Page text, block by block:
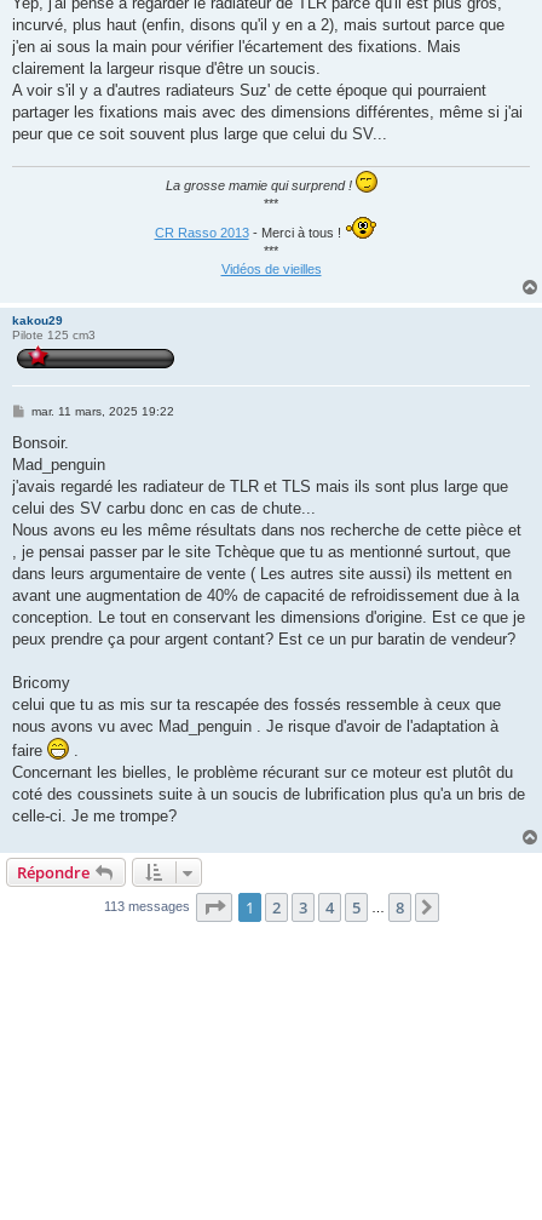
incurvé, plus haut (enfin, disons qu'il y en a 2), mais surtout parce que
j'en ai sous la main pour vérifier l'écartement des fixations. Mais
clairement la largeur risque d'être un soucis.
A voir s'il y a d'autres radiateurs Suz' de cette époque qui pourraient
partager les fixations mais avec des dimensions différentes, même si j'ai
peur que ce soit souvent plus large que celui du SV...
La grosse mamie qui surprend !
***
CR Rasso 2013- Merci à tous !
***
Vidéos de vieilles
kakou29
Pilote 125 cm3
M
s
a
g
mar. 11 mars, 2025 19:22
Bonsoir.
Mad_penguin
j'avais regardé les radiateur de TLR et TLS mais ils sont plus large que
celui des SV carbu donc en cas de chute...
Nous avons eu les même résultats dans nos recherche de cette pièce et
, je pensai passer par le site Tchèque que tu as mentionné surtout, que
dans leurs argumentaire de vente ( Les autres site aussi) ils mettent en
avant une augmentation de 40% de capacité de refroidissement due à la
conception. Le tout en conservant les dimensions d'origine. Est ce que je
peux prendre ça pour argent contant? Est ce un pur baratin de vendeur?
Bricomy
celui que tu as mis sur ta rescapée des fossés ressemble à ceux que
nous avons vu avec Mad_penguin . Je risque d'avoir de l'adaptation à
faire
Concernant les bielles, le problème récurant sur ce moteur est plutôt du
coté des coussinets suite à un soucis de lubrification plus qu'a un bris de
celle-ci. Je me trompe?
Répondre
113 messages Page 1sur8
1 2 3 4 5 8